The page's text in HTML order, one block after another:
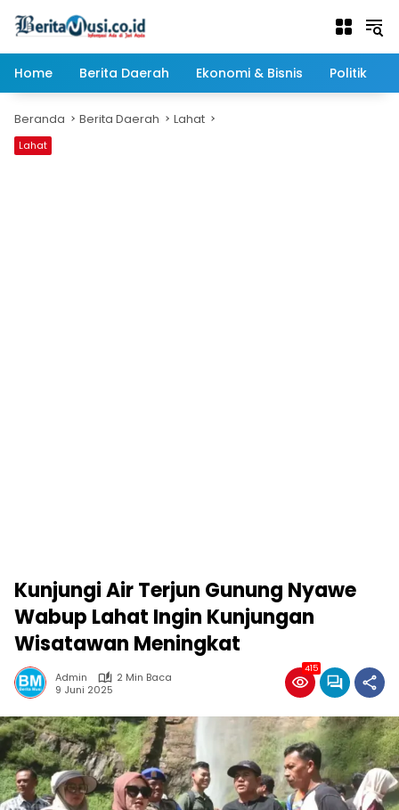
Home
Berita Daerah Ekonomi & Bisnis Politik
Beranda Berita Daerah Lahat
Lahat
Kunjungi Air Terjun Gunung Nyawe
Wabup Lahat Ingin Kunjungan
Wisatawan Meningkat
Admin
2 Min Baca
9 Juni 2025
415